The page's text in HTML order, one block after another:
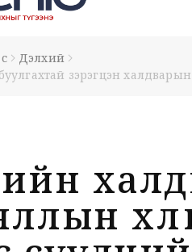
Дэлхий
зэрэгцэн